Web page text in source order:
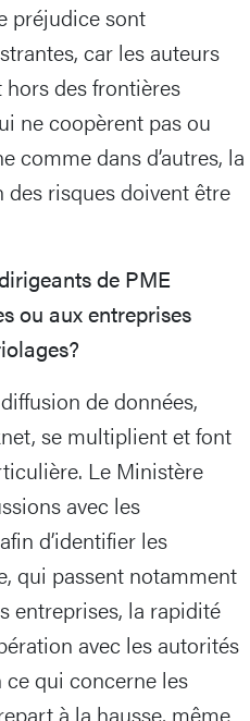
préjudice sont
car les auteurs
des frontières
ne coopèrent pas ou
comme dans d’autres, la
risques doivent être
de PME
ou aux entreprises
de données,
se multiplient et font
Le Ministère
avec les
d’identifier les
qui passent notamment
entreprises, la rapidité
avec les autorités
qui concerne les
à la hausse, même